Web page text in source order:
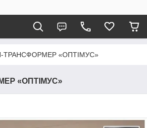
ТРАНСФОРМЕР «ОПТІМУС»
«ОПТІМУС»